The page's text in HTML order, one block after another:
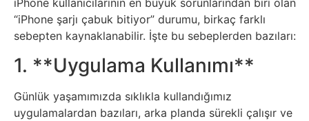
Finans
Genel
Gezi
iPhone kullanıcılarının en büyük sorunlarından biri olan
“iPhone şarjı çabuk bitiyor” durumu, birkaç farklı
sebepten kaynaklanabilir. İşte bu sebeplerden bazıları:
1. **Uygulama Kullanımı**
Günlük yaşamımızda sıklıkla kullandığımız
uygulamalardan bazıları, arka planda sürekli çalışır ve